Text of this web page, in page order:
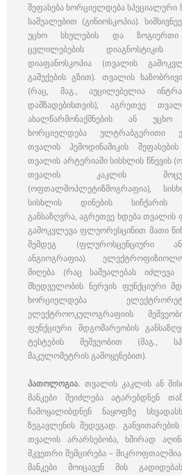
შეფასება ხორციელდება სპეციალური
საშუალებით (გინიოსკოპია).
უცხო სხულების და
ცვლილებების დიაგნოსტიკის
დიაფანოსკოპია (თვალის
გაშუქების გზით). თვალის
(რაც, მაგ., აუცილებელია
დამზადებისთვის), აგრეთვე
ახალწარმონაქმნების ან უცხო
ხორციელდება ულტრაბგერითი
თვალის ჰემოდინამიკის
თვალის არტერიაში სისხლის წნევის
თვალის კაკლის
(ოფთალმოპლეტიზმოგრაფია),
სისხლის დინების სიჩქარის
განსაზღვრა, აგრეთვე ხდება თვალის
გამოკვლევა ფლუორესცინით მათი
შემდეგ (ფლუროსცენციური
ანგიოგრაფია).
მიღება (რაც საშუალებას
მხედველობის ნერვის ფუნქციური
ხორციელდება
ელექტროოკულოგრაფიის
ფუნქციური მდგომარეობის
ტესტების მეშვეობით (მაგ.,
მაკულომეტრის გამოყენებით).
პათოლოგია. თვალის კაკლის ან
მანკები შეიძლება ატარებდნენ
ჩამოყალიბდნენ ნაყოფზე
ზეგავლენის შედეგად.
თვალის არარსებობა, ხშირად
მკვეთრი შემცირება –
მანკები მოიცავენ მის